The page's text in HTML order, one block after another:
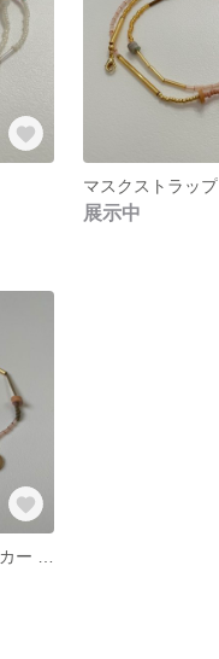
マスクストラップ
展示中